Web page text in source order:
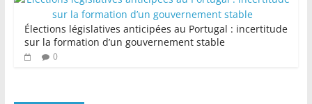
Élections législatives anticipées au Portugal : incertitude
sur la formation d’un gouvernement stable
0